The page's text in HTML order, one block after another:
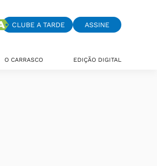
CLUBE A TARDE ASSINE
O CARRASCO EDIÇÃO DIGITAL